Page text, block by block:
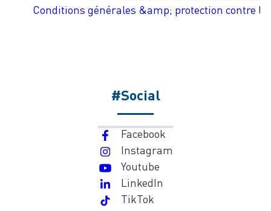
Conditions générales &amp; protection contre
#Social
Facebook
Instagram
Youtube
LinkedIn
TikTok